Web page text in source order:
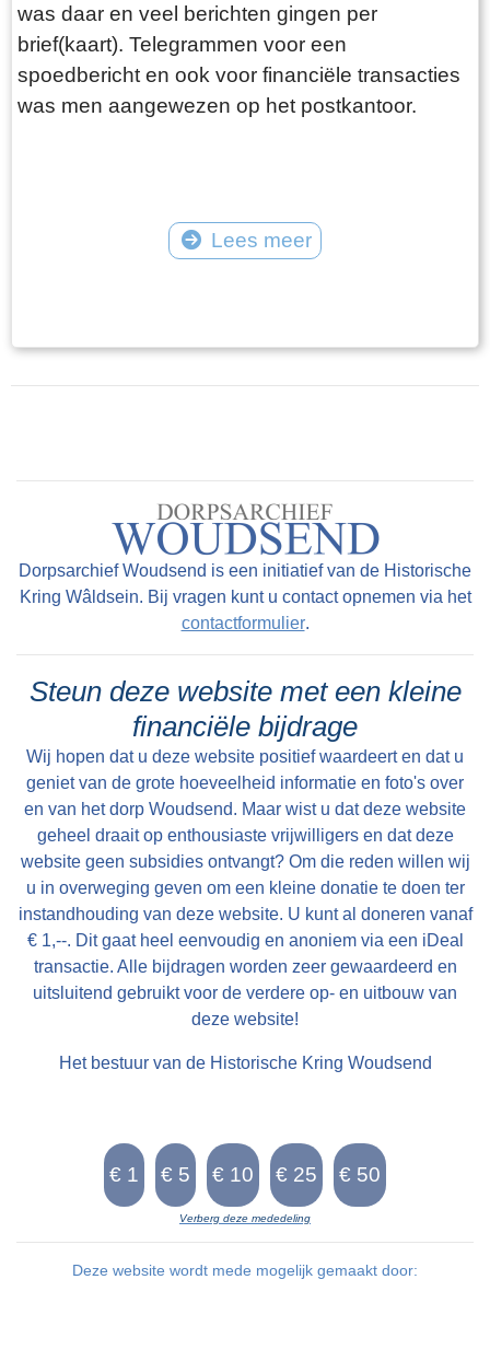
was daar en veel berichten gingen per
brief(kaart). Telegrammen voor een
spoedbericht en ook voor financiële transacties
was men aangewezen op het postkantoor.
Lees meer
Dorpsarchief Woudsend is een initiatief van de Historische
Kring Wâldsein. Bij vragen kunt u contact opnemen via het
contactformulier.
Steun deze website met een kleine
financiële bijdrage
Wij hopen dat u deze website positief waardeert en dat u
geniet van de grote hoeveelheid informatie en foto's over
en van het dorp Woudsend. Maar wist u dat deze website
geheel draait op enthousiaste vrijwilligers en dat deze
website geen subsidies ontvangt? Om die reden willen wij
u in overweging geven om een kleine donatie te doen ter
instandhouding van deze website. U kunt al doneren vanaf
€ 1,--. Dit gaat heel eenvoudig en anoniem via een iDeal
transactie. Alle bijdragen worden zeer gewaardeerd en
uitsluitend gebruikt voor de verdere op- en uitbouw van
deze website!
Het bestuur van de Historische Kring Woudsend
Verberg deze mededeling
Deze website wordt mede mogelijk gemaakt door: